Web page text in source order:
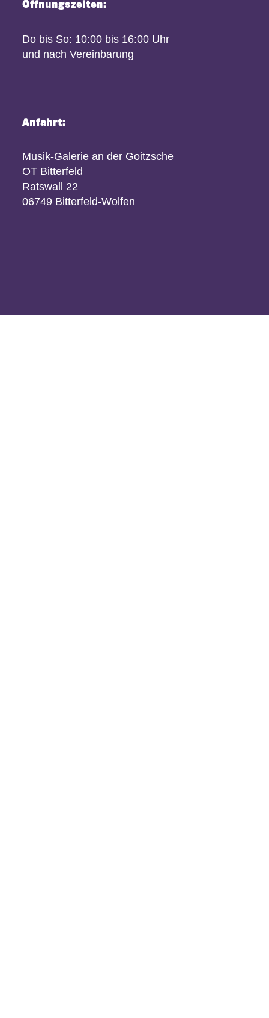
Öffnungszeiten:
Do bis So: 10:00 bis 16:00 Uhr
und nach Vereinbarung
Anfahrt:
Musik-Galerie an der Goitzsche
OT Bitterfeld
Ratswall 22
06749 Bitterfeld-Wolfen